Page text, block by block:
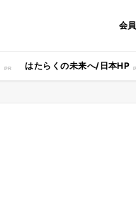
会
はたらくの未来へ/日本HP